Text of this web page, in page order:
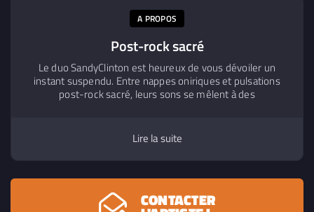
A PROPOS
Post-rock sacré
Le duo SandyClinton est heureux de vous dévoiler un
instant suspendu. Entre nappes oniriques et pulsations
post-rock sacré, leurs sons se mêlent à des
se laisser porter, et à habiter pleinement ce voyage
poétique.
Lire la suite
CONTACTER